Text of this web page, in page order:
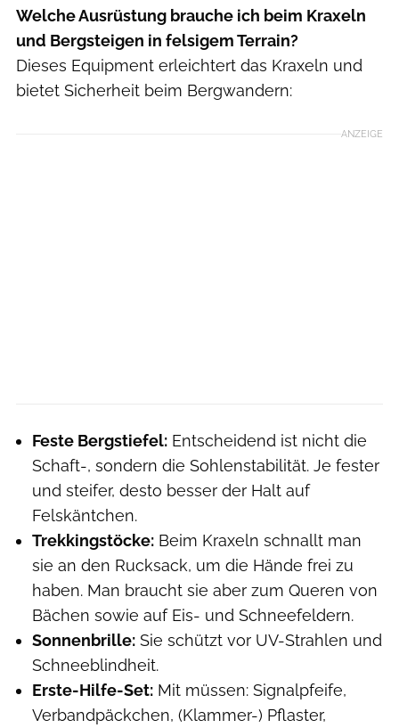
Welche Ausrüstung brauche ich beim Kraxeln
und Bergsteigen in felsigem Terrain?
Dieses Equipment erleichtert das Kraxeln und
bietet Sicherheit beim Bergwandern:
ANZEIGE
Feste Bergstiefel: Entscheidend ist nicht die
Schaft-, sondern die Sohlenstabilität. Je fester
und steifer, desto besser der Halt auf
Felskäntchen.
Trekkingstöcke: Beim Kraxeln schnallt man
sie an den Rucksack, um die Hände frei zu
haben. Man braucht sie aber zum Queren von
Bächen sowie auf Eis- und Schneefeldern.
Sonnenbrille: Sie schützt vor UV-Strahlen und
Schneeblindheit.
Erste-Hilfe-Set: Mit müssen: Signalpfeife,
Verbandpäckchen, (Klammer-) Pflaster,